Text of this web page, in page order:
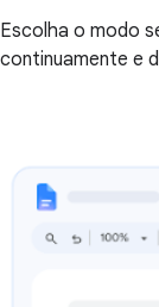
Escolha o modo
continuamente e